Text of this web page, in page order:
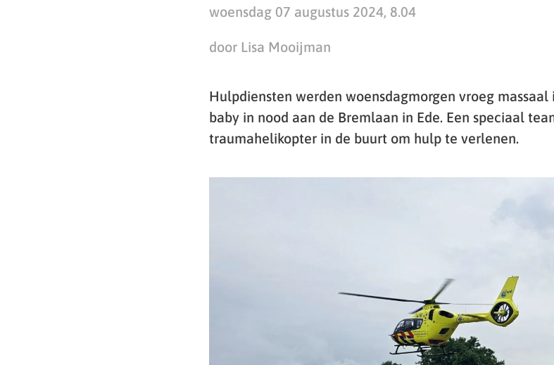
woensdag 07 augustus 2024, 8.04
door Lisa Mooijman
Hulpdiensten werden woensdagmorgen vroeg
baby in nood aan de Bremlaan in Ede. Een speciaal
traumahelikopter in de buurt om hulp te verlenen.